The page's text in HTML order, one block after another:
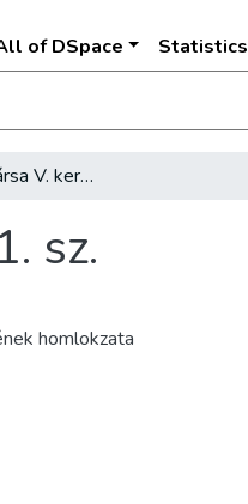
of DSpace Statistics
Kunz József és Társa V. kerület Deáktér 1. sz.
sz.
homlokzata